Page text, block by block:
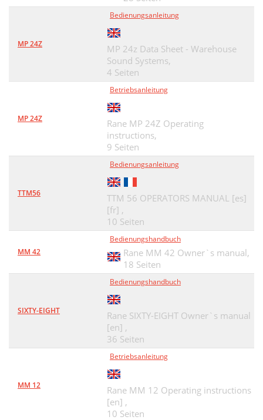
MP 24Z
Bedienungsanleitung
MP 24z Data Sheet - Warehouse
Sound Systems,
4 Seiten
MP 24Z
Betriebsanleitung
Rane MP 24Z Operating
instructions,
9 Seiten
TTM56
Bedienungsanleitung
TTM 56 OPERATORS MANUAL [es]
[fr] ,
10 Seiten
MM 42
Bedienungshandbuch
Rane MM 42 Owner`s manual,
18 Seiten
SIXTY-EIGHT
Bedienungshandbuch
Rane SIXTY-EIGHT Owner`s manual
[en] ,
36 Seiten
MM 12
Betriebsanleitung
Rane MM 12 Operating instructions
[en] ,
10 Seiten